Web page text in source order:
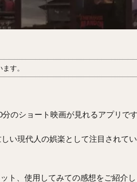
す。
のショート映画が見れるアプリです
い現代人の娯楽として注目されて
ト、使用してみての感想をご紹介し